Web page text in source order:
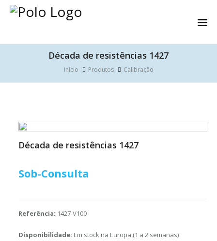
Década de resistências 1427
Início Produtos Calibração
Década de resistências 1427
Sob-Consulta
Referência: 1427-V100
Disponibilidade: Em stock na Europa (1 a 2 semanas)